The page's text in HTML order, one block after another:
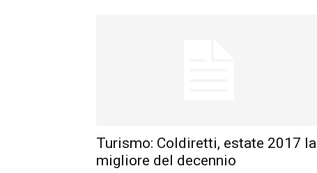
Turismo: Coldiretti, estate 2017 la
migliore del decennio